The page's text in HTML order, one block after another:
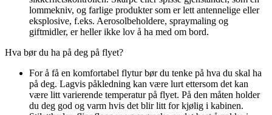
lommekniv, og farlige produkter som er lett antennelige eller
eksplosive, f.eks. Aerosolbeholdere, spraymaling og
giftmidler, er heller ikke lov å ha med om bord.
Hva bør du ha på deg på flyet?
For å få en komfortabel flytur bør du tenke på hva du skal ha
på deg. Lagvis påkledning kan være lurt ettersom det kan
være litt varierende temperatur på flyet. På den måten holder
du deg god og varm hvis det blir litt for kjølig i kabinen.